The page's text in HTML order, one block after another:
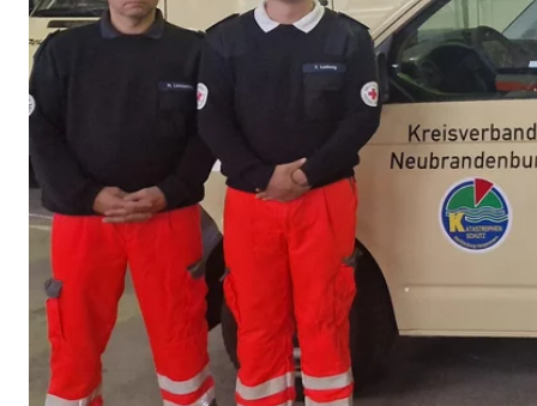
Name:
Zweck:
Cookie Laufzeit: 24
YouTube | Empfänger: OVB, Google Ireland
Name:
Anbieter:
Zweck: